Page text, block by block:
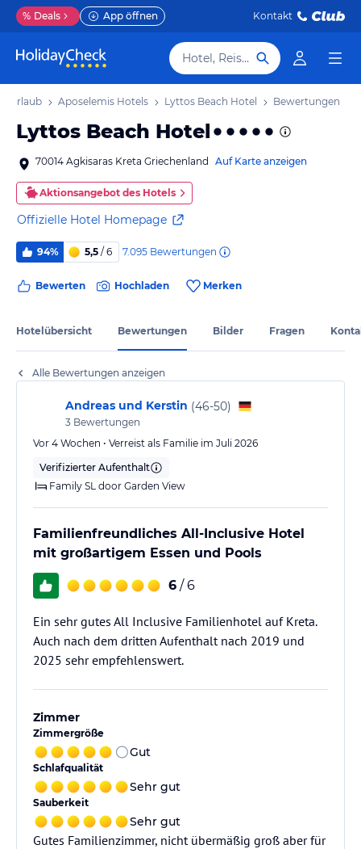
% Deals App öffnen Kontakt
Hotel, Reiseziel
Urlaub Aposelemis Hotels Lyttos Beach Hotel Bewertungen
Lyttos Beach Hotel
70014 Agkisaras Kreta Griechenland Auf Karte anzeigen
Aktionsangebot des Hotels
Offizielle Hotel Homepage
94% 5,5 / 6 7.095 Bewertungen
Bewerten Hochladen Merken
Hotelübersicht Bewertungen Bilder Fragen
Alle Bewertungen anzeigen
Andreas und Kerstin (46-50)
3 Bewertungen
Vor 4 Wochen • Verreist als Familie im Juli 2026
Verifizierter Aufenthalt
Family SL door Garden View
Familienfreundliches All-Inclusive Hotel
mit großartigem Essen und Pools
6 / 6
Ein sehr gutes All Inclusive Familienhotel auf Kreta.
Auch nach dem dritten Aufenthalt nach 2019 und
2025 sehr empfehlenswert.
Zimmer
Zimmergröße
Gut
Schlafqualität
Sehr gut
Sauberkeit
Sehr gut
Gutes Familienzimmer, nicht übermäßig groß aber für